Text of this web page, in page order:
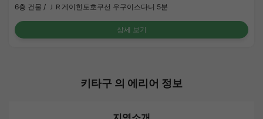
6층 건물 / ＪＲ게이힌토호쿠선 우구이스다니 5분
상세 보기
키타구 의 에리어 정보